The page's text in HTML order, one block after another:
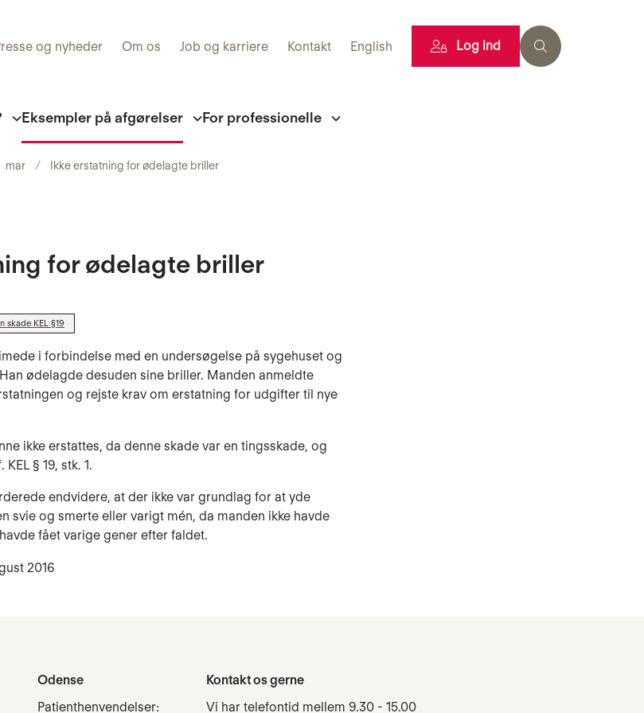
og nyheder Om os Job og karriere Kontakt English Log ind
Eksempler på afgørelser For professionelle
mar Ikke erstatning for ødelagte briller
for ødelagte briller
skade KEL §19
i forbindelse med en undersøgelse på sygehuset og
ødelagde desuden sine briller. Manden anmeldte
og rejste krav om erstatning for udgifter til nye
ikke erstattes, da denne skade var en tingsskade, og
§ 19, stk. 1.
endvidere, at der ikke var grundlag for at yde
svie og smerte eller varigt mén, da manden ikke havde
fået varige gener efter faldet.
2016
Odense
Patienthenvendelser:
Kontakt os gerne
Vi har telefontid mellem 9.30 - 15.00